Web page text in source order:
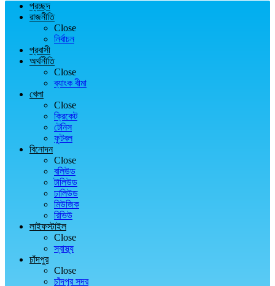
প্রচ্ছদ
রাজনীতি
Close
নির্বাচন
প্রবাসী
অর্থনীতি
Close
ব্যাংক বীমা
খেলা
Close
ক্রিকেট
টেনিস
ফুটবল
বিনোদন
Close
বলিউড
টালিউড
ঢালিউড
মিউজিক
রিভিউ
লাইফস্টাইল
Close
স্বাস্থ্য
চাঁদপুর
Close
চাঁদপুর সদর